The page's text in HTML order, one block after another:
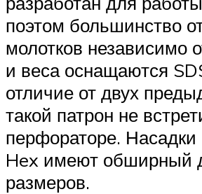
поэтом большинство
молотков независимо
и веса оснащаются
отличие от двух
такой патрон не
перфораторе. Насадки
Hex имеют обширный
размеров.